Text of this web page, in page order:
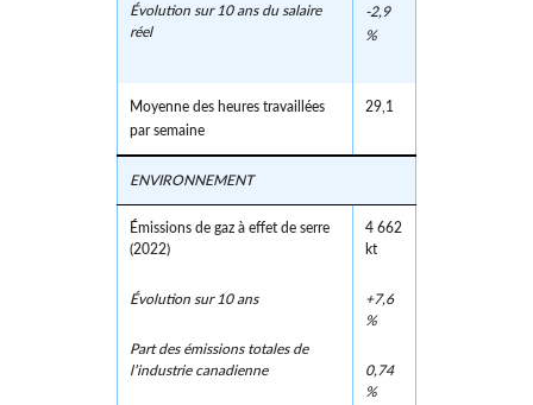
Évolution sur 10 ans du salaire
réel
-2,9
%
Moyenne des heures travaillées
par semaine
29,1
ENVIRONNEMENT
Émissions de gaz à effet de serre
(2022)
Évolution sur 10 ans
Part des émissions totales de
l’industrie canadienne
4 662
kt
+7,6
%
0,74
%